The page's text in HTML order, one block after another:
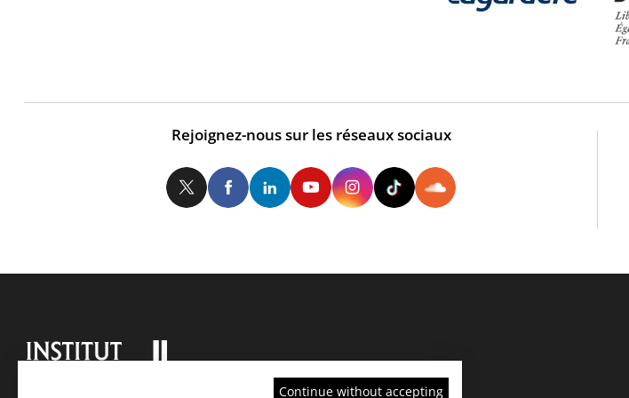
Rejoignez-nous sur les réseaux sociaux
TwitterFacebookLinkedInYoutubeInstagram
Continue without accepting